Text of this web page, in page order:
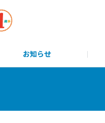
お知らせ